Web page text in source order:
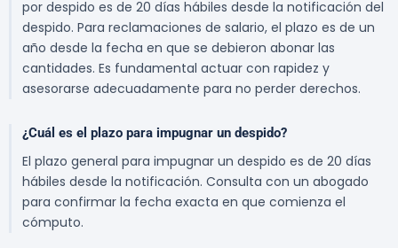
por despido es de 20 días hábiles desde la notificación del
despido. Para reclamaciones de salario, el plazo es de un
año desde la fecha en que se debieron abonar las
cantidades. Es fundamental actuar con rapidez y
asesorarse adecuadamente para no perder derechos.
¿Cuál es el plazo para impugnar un despido?
El plazo general para impugnar un despido es de 20 días
hábiles desde la notificación. Consulta con un abogado
para confirmar la fecha exacta en que comienza el
cómputo.